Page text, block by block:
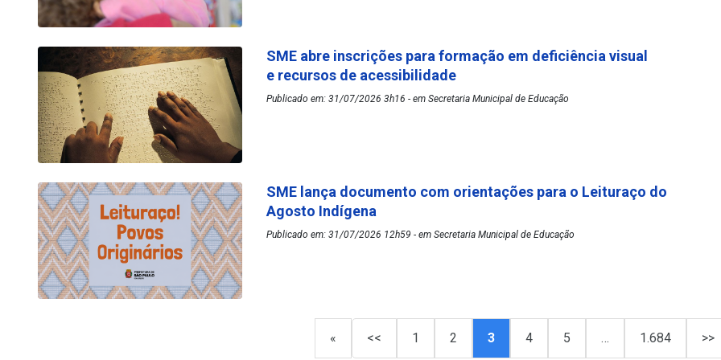
SME abre inscrições para formação em deficiência visual
e recursos de acessibilidade
Publicado em: 31/07/2026 3h16 - em Secretaria Municipal de Educação
SME lança documento com orientações para o Leituraço do
Agosto Indígena
Publicado em: 31/07/2026 12h59 - em Secretaria Municipal de Educação
« << 1 2 3 4 5 … 1.684 >>